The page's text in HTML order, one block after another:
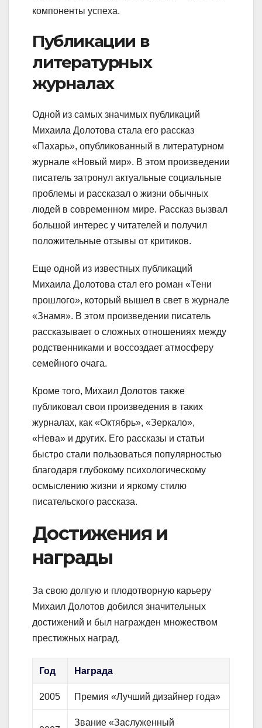
компоненты успеха.
Публикации в
литературных
журналах
Одной из самых значимых публикаций
Михаила Долотова стала его рассказ
«Пахарь», опубликованный в литературном
журнале «Новый мир». В этом произведении
писатель затронул актуальные социальные
проблемы и рассказал о жизни обычных
людей в современном мире. Рассказ вызвал
большой интерес у читателей и получил
положительные отзывы от критиков.
Еще одной из известных публикаций
Михаила Долотова стал его роман «Тени
прошлого», который вышел в свет в журнале
«Знамя». В этом произведении писатель
рассказывает о сложных отношениях между
родственниками и воссоздает атмосферу
семейного очага.
Кроме того, Михаил Долотов также
публиковал свои произведения в таких
журналах, как «Октябрь», «Зеркало»,
«Нева» и других. Его рассказы и статьи
быстро стали пользоваться популярностью
благодаря глубокому психологическому
осмыслению жизни и яркому стилю
писательского рассказа.
Достижения и
награды
За свою долгую и плодотворную карьеру
Михаил Долотов добился значительных
достижений и был награжден множеством
престижных наград.
Год Награда
2005 Премия «Лучший дизайнер года»
Звание «Заслуженный